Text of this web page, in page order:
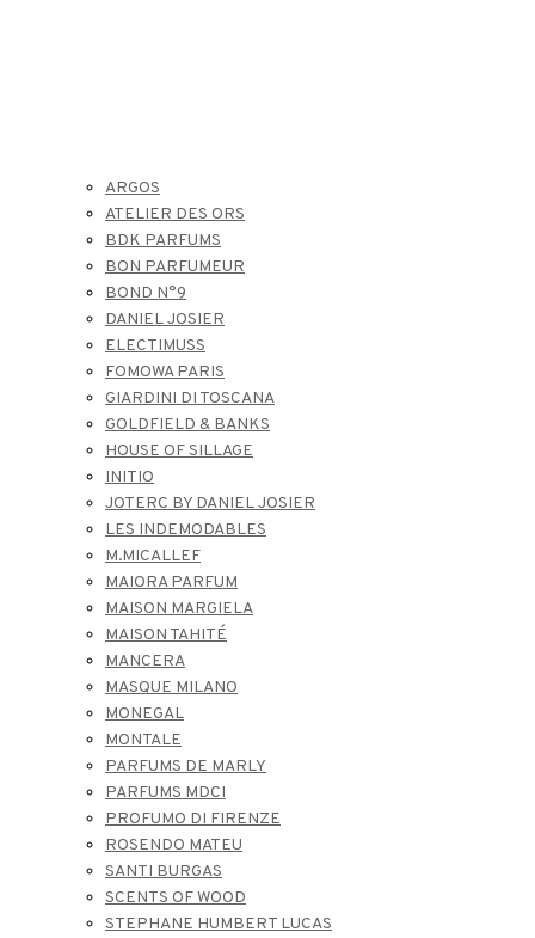
ARGOS
ATELIER DES ORS
BDK PARFUMS
BON PARFUMEUR
BOND N°9
DANIEL JOSIER
ELECTIMUSS
FOMOWA PARIS
GIARDINI DI TOSCANA
GOLDFIELD & BANKS
HOUSE OF SILLAGE
INITIO
JOTERC BY DANIEL JOSIER
LES INDEMODABLES
M.MICALLEF
MAIORA PARFUM
MAISON MARGIELA
MAISON TAHITÉ
MANCERA
MASQUE MILANO
MONEGAL
MONTALE
PARFUMS DE MARLY
PARFUMS MDCI
PROFUMO DI FIRENZE
ROSENDO MATEU
SANTI BURGAS
SCENTS OF WOOD
STEPHANE HUMBERT LUCAS